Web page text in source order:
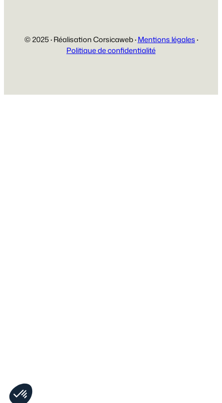
© 2025·Réalisation Corsicaweb· Mentions légales·
Politique de confidentialité